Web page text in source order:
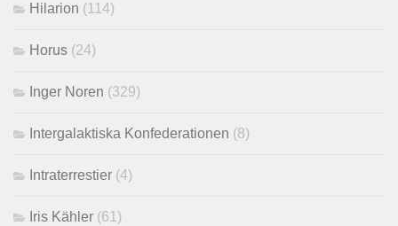
Hilarion (114)
Horus (24)
Inger Noren (329)
Intergalaktiska Konfederationen (8)
Intraterrestier (4)
Iris Kähler (61)